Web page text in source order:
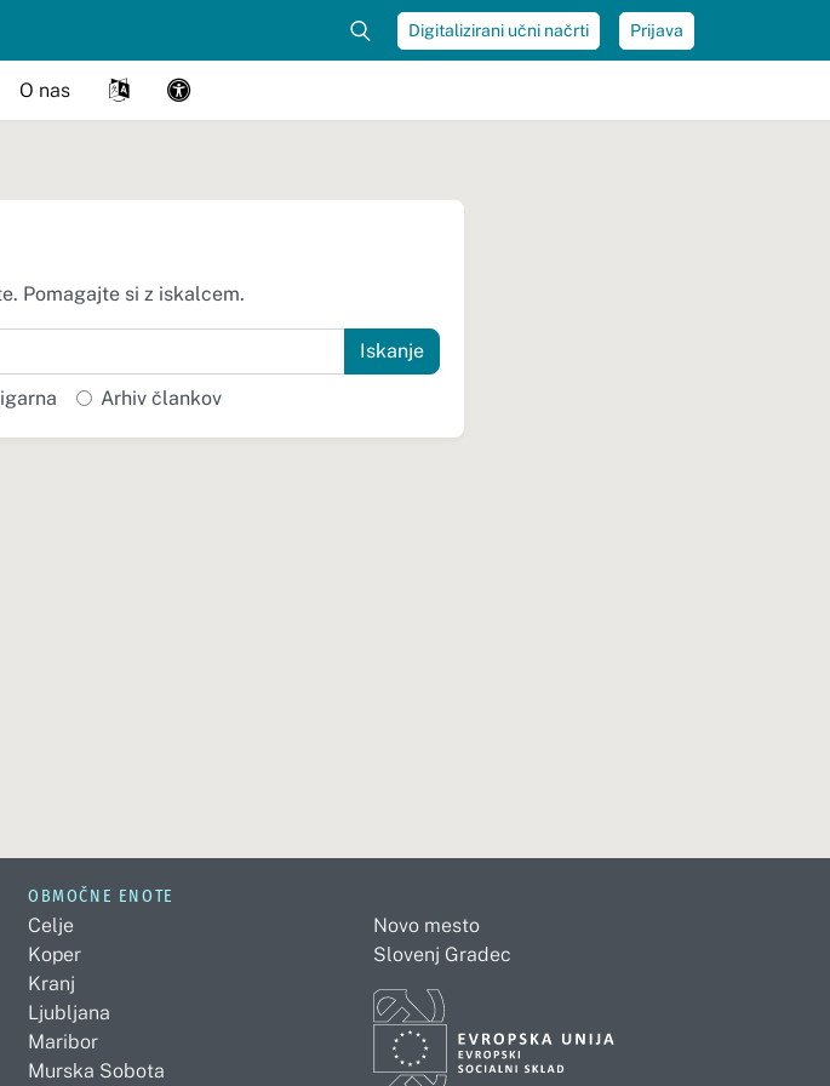
Digitalizirani učni načrti Prijava
O nas
Pomagajte si z iskalcem.
Arhiv člankov
OBMOČNE ENOTE
Celje
Koper
Kranj
Ljubljana
Maribor
Murska Sobota
Novo mesto
Slovenj Gradec